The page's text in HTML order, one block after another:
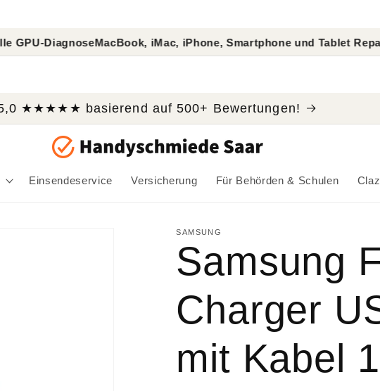
MacBook, iMac, iPhone, Smartphone und Tablet Reparatur
★★★★★ basierend auf 500+ Bewertungen!
Einsendeservice Versicherung Für Behörden & Schulen
SAMSUNG
Samsung
Charger
mit Kabel